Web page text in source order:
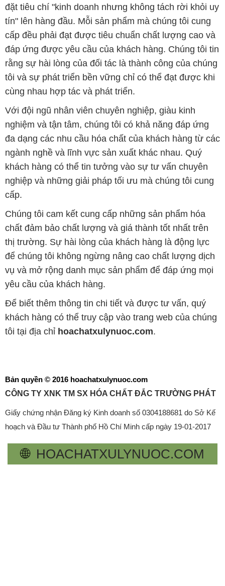
đặt tiêu chí "kinh doanh nhưng không tách rời khỏi uy
tín" lên hàng đầu. Mỗi sản phẩm mà chúng tôi cung
cấp đều phải đạt được tiêu chuẩn chất lượng cao và
đáp ứng được yêu cầu của khách hàng. Chúng tôi tin
rằng sự hài lòng của đối tác là thành công của chúng
tôi và sự phát triển bền vững chỉ có thể đạt được khi
cùng nhau hợp tác và phát triển.
Với đội ngũ nhân viên chuyên nghiệp, giàu kinh
nghiệm và tận tâm, chúng tôi có khả năng đáp ứng
đa dạng các nhu cầu hóa chất của khách hàng từ các
ngành nghề và lĩnh vực sản xuất khác nhau. Quý
khách hàng có thể tin tưởng vào sự tư vấn chuyên
nghiệp và những giải pháp tối ưu mà chúng tôi cung
cấp.
Chúng tôi cam kết cung cấp những sản phẩm hóa
chất đảm bảo chất lượng và giá thành tốt nhất trên
thị trường. Sự hài lòng của khách hàng là động lực
để chúng tôi không ngừng nâng cao chất lượng dịch
vụ và mở rộng danh mục sản phẩm để đáp ứng mọi
yêu cầu của khách hàng.
Để biết thêm thông tin chi tiết và được tư vấn, quý
khách hàng có thể truy cập vào trang web của chúng
tôi tại địa chỉ hoachatxulynuoc.com.
Bản quyền © 2016 hoachatxulynuoc.com
CÔNG TY XNK TM SX HÓA CHẤT ĐẮC TRƯỜNG PHÁT
Giấy chứng nhận Đăng ký Kinh doanh số 0304188681 do Sở Kế
hoạch và Đầu tư Thành phố Hồ Chí Minh cấp ngày 19-01-2017
🌐 HOACHATXULYNUOC.COM